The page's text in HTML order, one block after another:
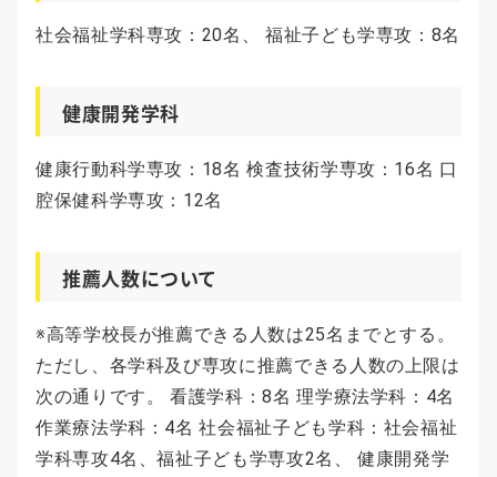
社会福祉学科専攻：20名、 福祉子ども学専攻：8名
健康開発学科
健康行動科学専攻：18名 検査技術学専攻：16名 口
腔保健科学専攻：12名
推薦人数について
※高等学校長が推薦できる人数は25名までとする。
ただし、各学科及び専攻に推薦できる人数の上限は
次の通りです。 看護学科：8名 理学療法学科：4名
作業療法学科：4名 社会福祉子ども学科：社会福祉
学科専攻4名、福祉子ども学専攻2名、 健康開発学